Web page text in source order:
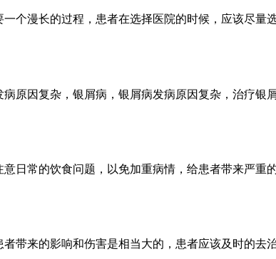
个漫长的过程，患者在选择医院的时候，应该尽量
原因复杂，银屑病，银屑病发病原因复杂，治疗银
日常的饮食问题，以免加重病情，给患者带来严重
带来的影响和伤害是相当大的，患者应该及时的去